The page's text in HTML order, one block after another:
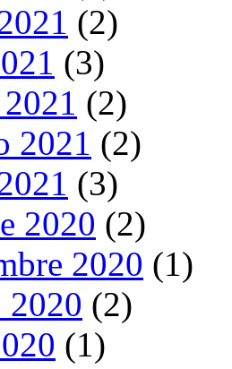
(2)
(3)
(2)
2021 (2)
(3)
2020 (2)
2020 (1)
2020 (2)
(1)